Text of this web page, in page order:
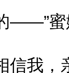
蜜
我，